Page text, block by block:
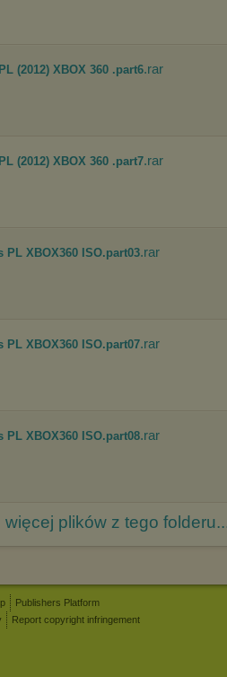
(2012) XBOX 360 .part6.rar
(2012) XBOX 360 .part7.rar
PL XBOX360 ISO.part03.rar
PL XBOX360 ISO.part07.rar
PL XBOX360 ISO.part08.rar
więcej plików z tego
Publishers Platform
Report copyright infringement